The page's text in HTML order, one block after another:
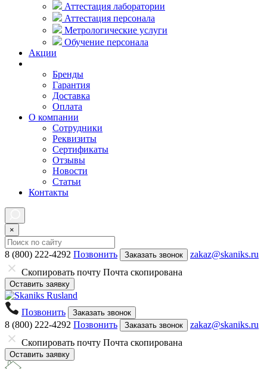
Аттестация лаборатории
Аттестация персонала
Метрологические услуги
Обучение персонала
Акции
Бренды
Гарантия
Доставка
Оплата
О компании
Сотрудники
Реквизиты
Сертификаты
Отзывы
Новости
Статьи
Контакты
×
8 (800) 222-4292 Позвонить Заказать звонок
zakaz@skaniks.ru
Скопировать почту Почта скопирована
Оставить заявку
Позвонить Заказать звонок
8 (800) 222-4292 Позвонить Заказать звонок
zakaz@skaniks.ru
Скопировать почту Почта скопирована
Оставить заявку